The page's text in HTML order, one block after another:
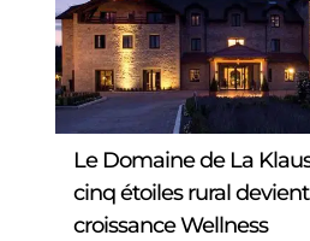
Le Domaine de La
cinq étoiles rural
croissance Wellness